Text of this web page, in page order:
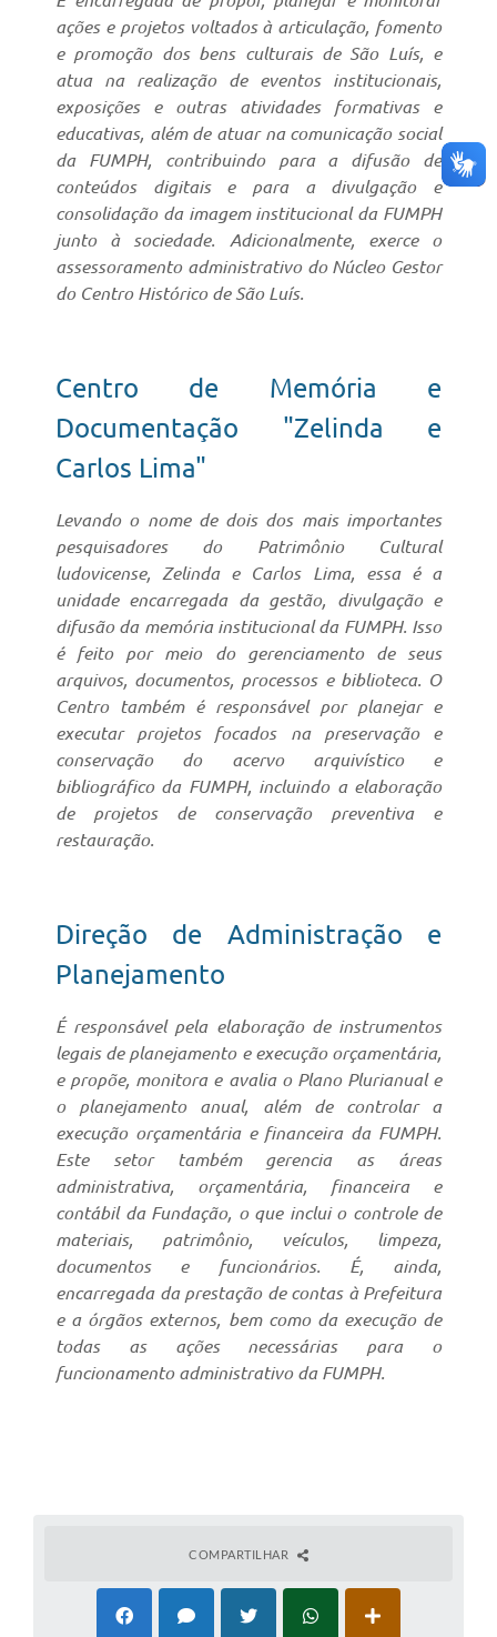
ações e projetos voltados à articulação, fomento
e promoção dos bens culturais de São Luís, e
atua na realização de eventos institucionais,
exposições e outras atividades formativas e
educativas, além de atuar na comunicação social
da FUMPH, contribuindo para a difusão de
conteúdos digitais e para a divulgação e
consolidação da imagem institucional da FUMPH
junto à sociedade. Adicionalmente, exerce o
assessoramento administrativo do Núcleo Gestor
do Centro Histórico de São Luís.
Centro de Memória e
Documentação "Zelinda e
Carlos Lima"
Levando o nome de dois dos mais importantes
pesquisadores do Patrimônio Cultural
ludovicense, Zelinda e Carlos Lima, essa é a
unidade encarregada da gestão, divulgação e
difusão da memória institucional da FUMPH. Isso
é feito por meio do gerenciamento de seus
arquivos, documentos, processos e biblioteca. O
Centro também é responsável por planejar e
executar projetos focados na preservação e
conservação do acervo arquivístico e
bibliográfico da FUMPH, incluindo a elaboração
de projetos de conservação preventiva e
restauração.
Direção de Administração e
Planejamento
É responsável pela elaboração de instrumentos
legais de planejamento e execução orçamentária,
e propõe, monitora e avalia o Plano Plurianual e
o planejamento anual, além de controlar a
execução orçamentária e financeira da FUMPH.
Este setor também gerencia as áreas
administrativa, orçamentária, financeira e
contábil da Fundação, o que inclui o controle de
materiais, patrimônio, veículos, limpeza,
documentos e funcionários. É, ainda,
encarregada da prestação de contas à Prefeitura
e a órgãos externos, bem como da execução de
todas as ações necessárias para o
funcionamento administrativo da FUMPH.
COMPARTILHAR